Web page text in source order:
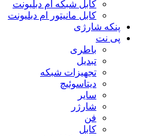
کابل شبکه ام دبلیونت
کابل مانیتور ام دبلیونت
پنکه شارژی
پی نت
باطری
تبدیل
تجهیزات شبکه
دیتاسوئیچ
سایر
شارژر
فن
کابل